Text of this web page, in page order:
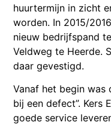
huurtermijn in zicht
worden. In 2015/
nieuw bedrijfspand
Veldweg te Heerde.
daar gevestigd.
Vanaf het begin was
bij een defect”. Kers
goede service